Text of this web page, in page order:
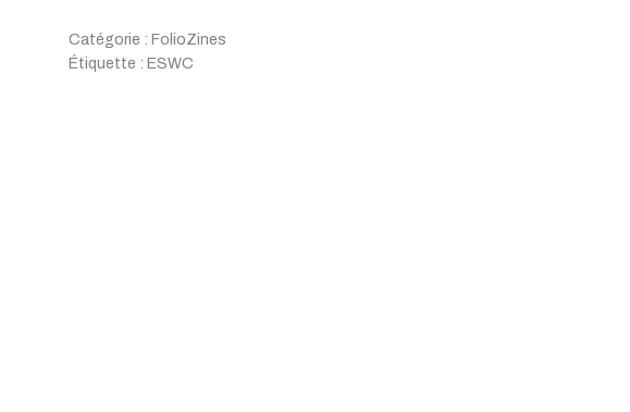
Catégorie : FolioZines
Étiquette : ESWC